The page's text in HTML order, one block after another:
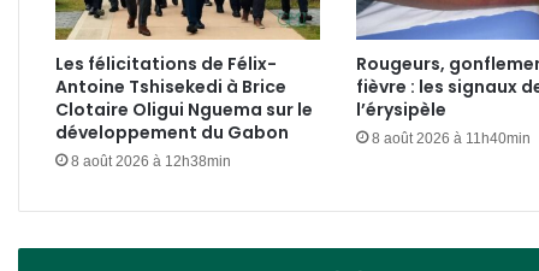
Les félicitations de Félix-
Antoine Tshisekedi à Brice
Clotaire Oligui Nguema sur le
développement du Gabon
8 août 2026 à 12h38min
Rougeurs,
fièvre : les signaux
l’érysipèle
8 août 2026 à 11h40min